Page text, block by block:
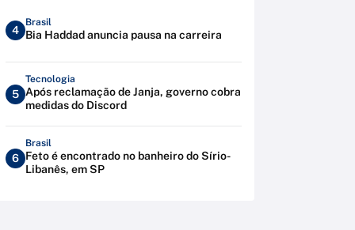
4
Brasil
Bia Haddad anuncia pausa na carreira
5
Tecnologia
Após reclamação de Janja, governo cobra
medidas do Discord
6
Brasil
Feto é encontrado no banheiro do Sírio-
Libanês, em SP